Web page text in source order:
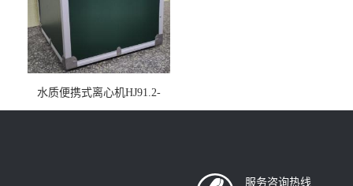
水质便携式离心机HJ91.2-
2022地表水总磷监测内置有
服务咨询热线